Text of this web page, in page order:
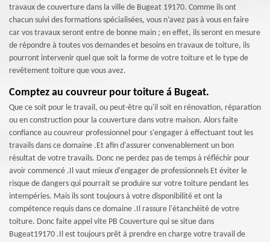
travaux de couverture dans la ville de Bugeat 19170. Comme ils ont
chacun suivi des formations spécialisées, vous n’avez pas à vous en faire
car vos travaux seront entre de bonne main ; en effet, ils seront en mesure
de répondre à toutes vos demandes et besoins en travaux de toiture, ils
pourront intervenir quel que soit la forme de votre toiture et le type de
revêtement toiture que vous avez.
Comptez au couvreur pour toiture á Bugeat.
Que ce soit pour le travail, ou peut-être qu'il soit en rénovation, réparation
ou en construction pour la couverture dans votre maison. Alors faite
confiance au couvreur professionnel pour s'engager á effectuant tout les
travails dans ce domaine .Et afin d'assurer convenablement un bon
résultat de votre travails. Donc ne perdez pas de temps à réfléchir pour
avoir commencé .Il vaut mieux d'engager de professionnels Et éviter le
risque de dangers qui pourrait se produire sur votre toiture pendant les
intempéries. Mais ils sont toujours à votre disponibilité et ont la
compétence requis dans ce domaine .Il rassure l'étanchéité de votre
toiture. Donc faite appel vite PB Couverture qui se situe dans
Bugeat19170 .Il est toujours prêt á prendre en charge votre travail de